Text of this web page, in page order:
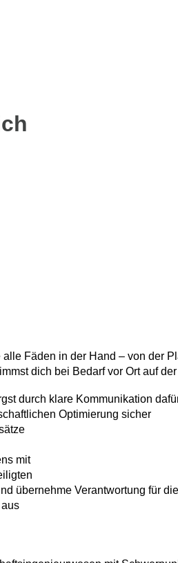
Fäden in der Hand – von der
dich bei Bedarf vor Ort auf
durch klare Kommunikation
Optimierung sicher
mit
übernehme Verantwortung für